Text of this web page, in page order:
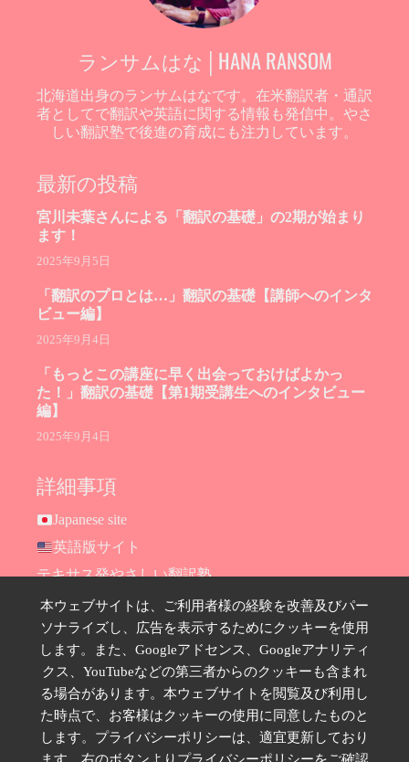
ランサムはな│HANA RANSOM
北海道出身のランサムはなです。在米翻訳者・通訳
者としてで翻訳や英語に関する情報も発信中。やさ
しい翻訳塾で後進の育成にも注力しています。
最新の投稿
宮川未葉さんによる「翻訳の基礎」の2期が始まり
ます！
2025年9月5日
「翻訳のプロとは…」翻訳の基礎【講師へのインタ
ビュー編】
2025年9月4日
「もっとこの講座に早く出会っておけばよかっ
た！」翻訳の基礎【第1期受講生へのインタビュー
編】
2025年9月4日
詳細事項
Japanese site
英語版サイト
テキサス発やさしい翻訳塾
Hana Ransom Shop
Site map
お問い合わせ
プライバシーポリシー
特定商取引法に基づく表示
本ウェブサイトは、ご利用者様の経験を改善及びパー
ソナライズし、広告を表示するためにクッキーを使用
します。また、Googleアドセンス、Googleアナリティ
クス、YouTubeなどの第三者からのクッキーも含まれ
る場合があります。本ウェブサイトを閲覧及び利用し
た時点で、お客様はクッキーの使用に同意したものと
します。プライバシーポリシーは、適宜更新しており
ます。右のボタンよりプライバシーポリシーをご確認